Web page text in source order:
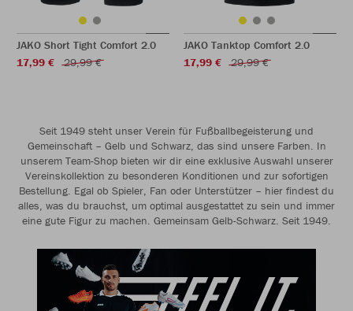
JAKO Short Tight Comfort 2.0
17,99 €
29,99 €
JAKO Tanktop Comfort 2.0
17,99 €
29,99 €
Seit 1949 steht unser Verein für Fußballbegeisterung und
Gemeinschaft – Gelb und Schwarz, das sind unsere Farben. In
unserem Team-Shop bieten wir dir eine exklusive Auswahl unserer
Vereinskollektion zu besonderen Konditionen und zur sofortigen
Bestellung. Egal ob Spieler, Fan oder Unterstützer – hier findest du
alles, was du brauchst, um optimal ausgestattet zu sein und immer
eine gute Figur zu machen. Gemeinsam Gelb-Schwarz. Seit 1949.